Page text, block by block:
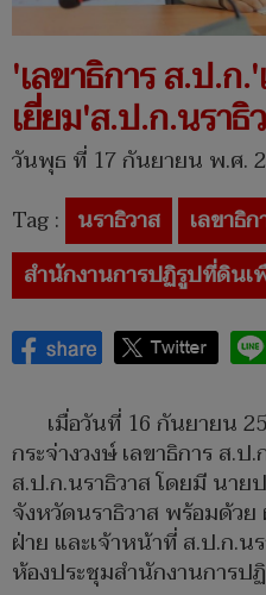
'เลขาธิการ ส.ป.ก
เยี่ยม'ส.ป.ก.นราธิ
วันพุธ ที่ 17 กันยายน พ.ศ.
Tag : นราธิวาส
เลขาธิ
สำนักงานการปฏิรูปที่ดินเ
เมื่อวันที่ 16 กันยายน
กระจ่างวงษ์ เลขาธิการ ส.
ส.ป.ก.นราธิวาส โดยมี นาย
จังหวัดนราธิวาส พร้อมด้ว
ฝ่าย และเจ้าหน้าที่ ส.ป.ก.
ห้องประชุมสำนักงานการป